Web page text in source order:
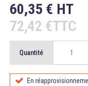
60,35 € HT
72,42 €TTC
Quantité
En